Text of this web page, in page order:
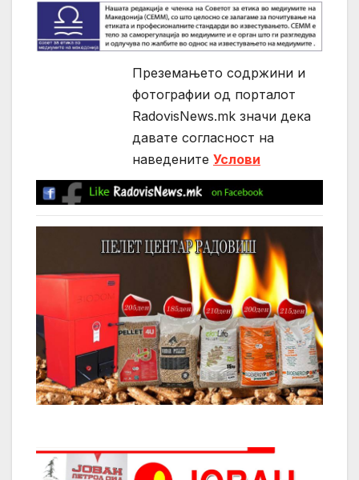
Преземањето содржини и
фотографии од порталот
RadovisNews.mk значи дека
давате согласност на
нaведените Услови